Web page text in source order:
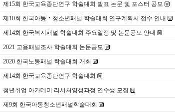
제15회 한국교육종단연구 학술대회 발표 논문 및 포스터 공모
제10회 한국아동‧청소년패널 학술대회 연구계획서 접수 안내
제14회 한국복지패널 학술대회 주요일정 및 논문공모 안내
2021 고용패널조사 학술대회 논문공모
2020 한국노동패널 학술대회 개최
제14회 한국교육종단연구 학술대회
청년취업 아카데미 리서처양성과정 연수생 모집
제9회 한국아동청소년패널학술대회